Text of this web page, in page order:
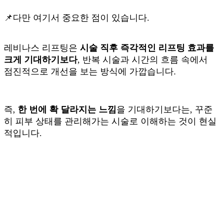
📌다만 여기서 중요한 점이 있습니다.
레비나스 리프팅은 시술 직후 즉각적인 리프팅 효과를
크게 기대하기보다, 반복 시술과 시간의 흐름 속에서
점진적으로 개선을 보는 방식에 가깝습니다.
즉, 한 번에 확 달라지는 느낌을 기대하기보다는, 꾸준
히 피부 상태를 관리해가는 시술로 이해하는 것이 현실
적입니다.